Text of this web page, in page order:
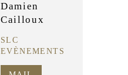
Damien
Cailloux
SLC
EVÈNEMENTS